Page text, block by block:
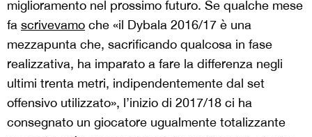
miglioramento nel prossimo futuro. Se qualche mese
fa scrivevamo che «il Dybala 2016/17 è una
mezzapunta che, sacrificando qualcosa in fase
realizzativa, ha imparato a fare la differenza negli
ultimi trenta metri, indipendentemente dal set
offensivo utilizzato», l’inizio di 2017/18 ci ha
consegnato un giocatore ugualmente totalizzante